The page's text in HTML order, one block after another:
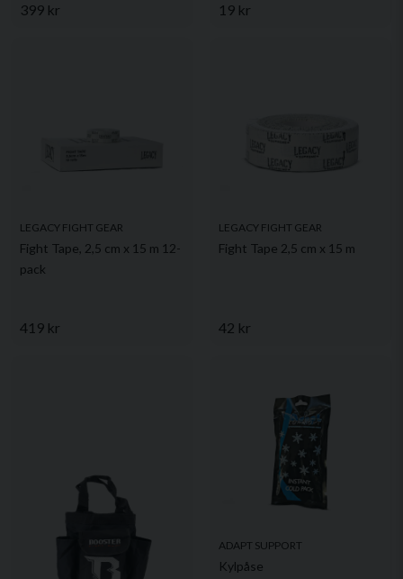
399 kr 19 kr
LEGACY FIGHT GEAR
Fight Tape, 2,5 cm x 15 m 12-
pack
419 kr
LEGACY FIGHT GEAR
Fight Tape 2,5 cm x 15 m
42 kr
ADAPT SUPPORT
Kylpåse